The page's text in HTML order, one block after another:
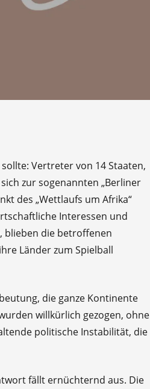
Vertreter von 14 Staaten,
zur sogenannten „Berliner
des „Wettlaufs um Afrika“
Interessen und
blieben die betroffenen
Länder zum Spielball
die ganze Kontinente
willkürlich gezogen, ohne
politische Instabilität, die
fällt ernüchternd aus. Die